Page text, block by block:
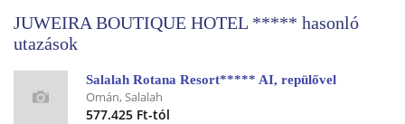
JUWEIRA BOUTIQUE HOTEL ***** hasonló
utazások
Salalah Rotana Resort***** AI, repülővel
Omán, Salalah
577.425 Ft-tól